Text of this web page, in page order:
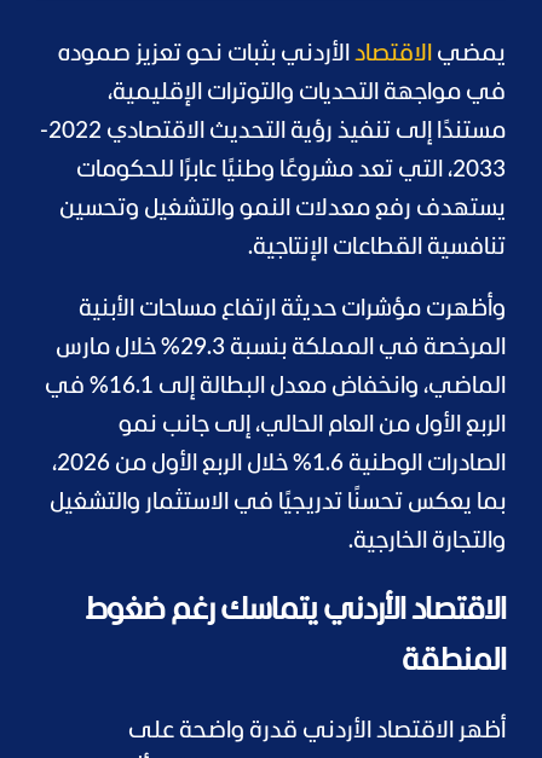
يمضي الاقتصاد الأردني بثبات نحو تعزيز صموده
في مواجهة التحديات والتوترات الإقليمية،
مستندًا إلى تنفيذ رؤية التحديث الاقتصادي 2022-
2033، التي تعد مشروعًا وطنيًا عابرًا للحكومات
يستهدف رفع معدلات النمو والتشغيل وتحسين
تنافسية القطاعات الإنتاجية.
وأظهرت مؤشرات حديثة ارتفاع مساحات الأبنية
المرخصة في المملكة بنسبة 29.3% خلال مارس
الماضي، وانخفاض معدل البطالة إلى 16.1% في
الربع الأول من العام الحالي، إلى جانب نمو
الصادرات الوطنية 1.6% خلال الربع الأول من 2026،
بما يعكس تحسنًا تدريجيًا في الاستثمار والتشغيل
والتجارة الخارجية.
الاقتصاد الأردني يتماسك رغم ضغوط
المنطقة
أظهر الاقتصاد الأردني قدرة واضحة على